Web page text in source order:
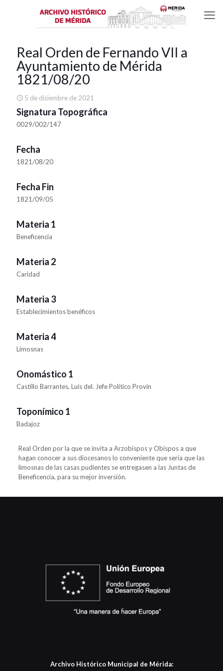
Real Orden de Fernando VII a
Ayuntamiento de Mérida
1821/08/20
5 de diciembre de 2021
Signatura Topográfica
0029/002/147
Fecha
1821/08/20
Fecha Fin
1821/09/05
Materia 1
Beneficencia
Materia 2
Caridad
Materia 3
Establecimientos benéficos
Materia 4
Limosnas
Onomástico 1
Castillo Barrantes, Luis del. Jefe Político Provin
Toponímico 1
Badajoz
Real Orden por la que se invita a Arzobispos y Obispos a que
hagan conocer a sus diocesanos lo conveniente que sería que las
limosnas de las casas pudientes se entregasen a las Juntas de
Beneficencia, para su mejor inversión.
Archivo Histórico Municipal de Mérida: